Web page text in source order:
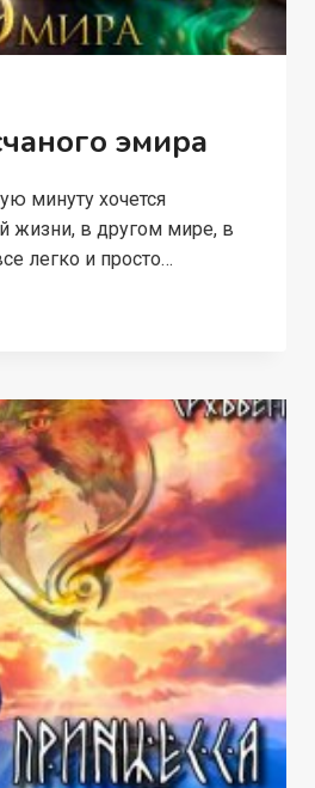
эмира
минуту хочется
жизни, в другом мире, в
легко и просто…